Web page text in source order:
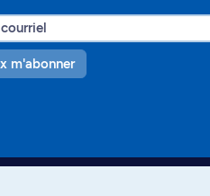
m'abonner